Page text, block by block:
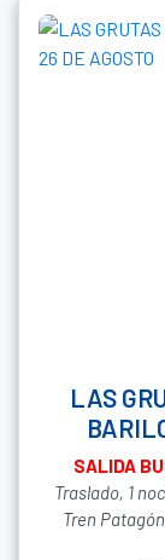
LAS
SALIDA
Traslado, 1
Tren